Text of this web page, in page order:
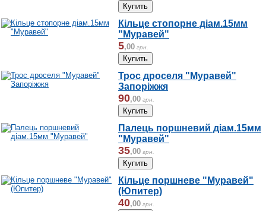
Кільце стопорне діам.15мм
"Муравей"
5,00 грн.
Трос дроселя "Муравей"
Запоріжжя
90,00 грн.
Палець поршневий діам.15мм
"Муравей"
35,00 грн.
Кільце поршневе "Муравей"
(Юпитер)
40,00 грн.